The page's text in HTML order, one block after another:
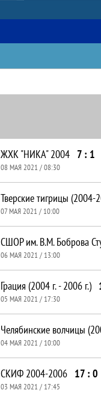
ЖХК "НИКА" 2004 7 : 1
08 МАЯ 2021 / 08:30
Тверские тигрицы (2004-
07 МАЯ 2021 / 10:00
06 МАЯ 2021 / 13:00
Грация (2004 г. - 2006 г.)
05 МАЯ 2021 / 17:30
04 МАЯ 2021 / 10:00
СКИФ 2004-2006 17 : 0
03 МАЯ 2021 / 17:45